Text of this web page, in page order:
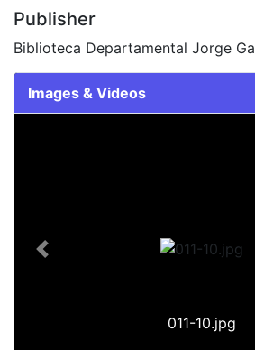
Publisher
Biblioteca Departamental Jorge
Images & Videos
011-10.jpg
Previous